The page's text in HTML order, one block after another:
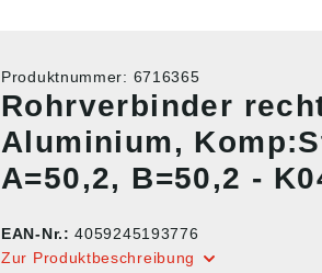
Produktnummer: 6716365
Rohrverbinder
Aluminium,
A=50,2, B=50,2 -
EAN-Nr.:4059245193776
Zur Produktbeschreibung